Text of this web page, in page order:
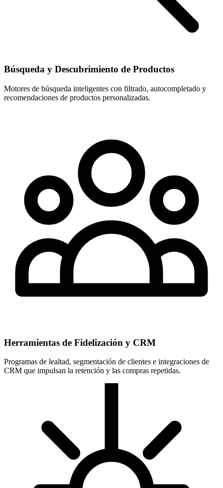
Búsqueda y Descubrimiento de Productos
Motores de búsqueda inteligentes con filtrado, autocompletado y
recomendaciones de productos personalizadas.
Herramientas de Fidelización y CRM
Programas de lealtad, segmentación de clientes e integraciones de
CRM que impulsan la retención y las compras repetidas.